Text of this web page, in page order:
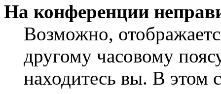
На конференции
Возможно,
другому часовому
находитесь вы. В этом